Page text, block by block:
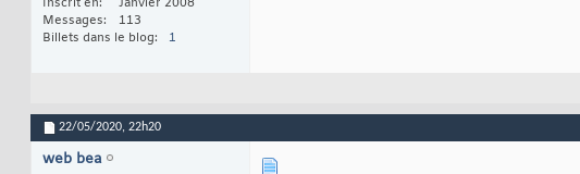
Inscrit en
Janvier 2008
Messages
113
Billets dans le blog
1
22/05/2020, 22h20
web bea